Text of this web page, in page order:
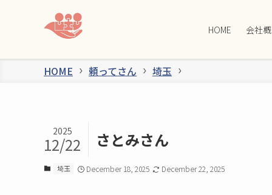
HOME 会社
HOME 頼ってさん 埼玉
さとみさん
2025
12/22
埼玉 December 18, 2025 December 22, 2025